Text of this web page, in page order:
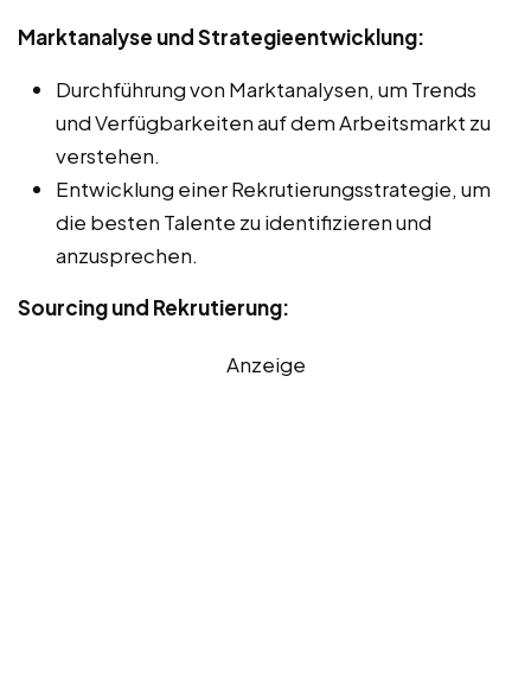
Marktanalyse und Strategieentwicklung:
Durchführung von Marktanalysen, um Trends
und Verfügbarkeiten auf dem Arbeitsmarkt zu
verstehen.
Entwicklung einer Rekrutierungsstrategie, um
die besten Talente zu identifizieren und
anzusprechen.
Sourcing und Rekrutierung:
Anzeige